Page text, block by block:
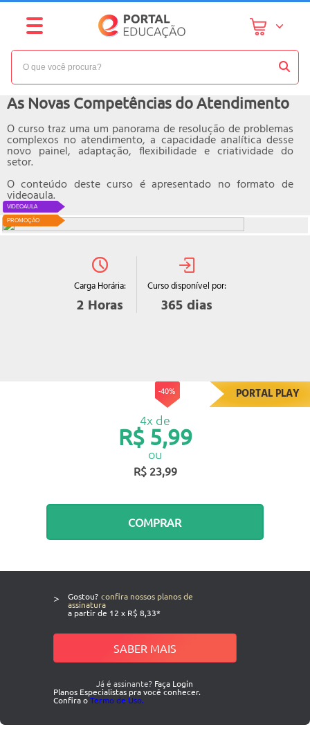
VIDEOAULA
PROMOÇÃO
Carga Horária:
2 Horas
Curso disponível por:
365 dias
NÍVEL: BÁSICO
As Novas Competências do Atendimento
O curso traz uma um panorama de resolução de problemas
complexos no atendimento, a capacidade analítica desse
novo painel, adaptação, flexibilidade e criatividade do
setor.
O conteúdo deste curso é apresentado no formato de
videoaula.
-40% PORTAL PLAY
R$ 23,99
4x de
R$ 5,99
ou
COMPRAR
> Gostou? confira nossos planos de
assinatura
a partir de 12 x R$ 8,33*
SABER MAIS
Já é assinante? Faça Login
Planos Especialistas pra você conhecer.
Confira oTermo de Uso.